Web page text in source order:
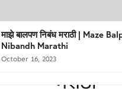
माझे बालपण निबंध मराठी | Maze
Nibandh Marathi
October 16, 2023